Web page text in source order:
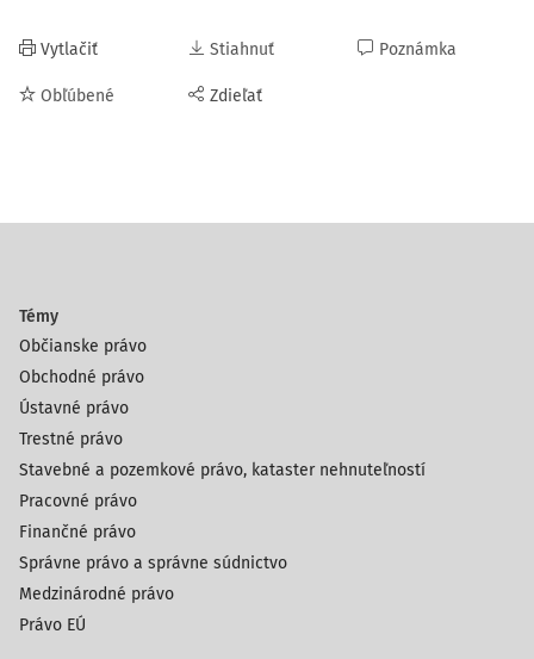
Vytlačiť
Obľúbené
Stiahnuť
Zdieľať
Poznámka
Témy
Občianske právo
Obchodné právo
Ústavné právo
Trestné právo
Stavebné a pozemkové právo, kataster nehnuteľností
Pracovné právo
Finančné právo
Správne právo a správne súdnictvo
Medzinárodné právo
Právo EÚ